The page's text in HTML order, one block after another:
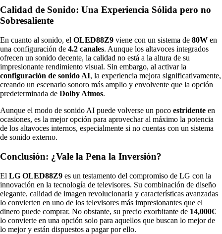
Calidad de Sonido: Una Experiencia Sólida pero no
Sobresaliente
En cuanto al sonido, el OLED88Z9 viene con un sistema de 80W en
una configuración de 4.2 canales. Aunque los altavoces integrados
ofrecen un sonido decente, la calidad no está a la altura de su
impresionante rendimiento visual. Sin embargo, al activar la
configuración de sonido AI, la experiencia mejora significativamente,
creando un escenario sonoro más amplio y envolvente que la opción
predeterminada de Dolby Atmos.
Aunque el modo de sonido AI puede volverse un poco estridente en
ocasiones, es la mejor opción para aprovechar al máximo la potencia
de los altavoces internos, especialmente si no cuentas con un sistema
de sonido externo.
Conclusión: ¿Vale la Pena la Inversión?
El LG OLED88Z9 es un testamento del compromiso de LG con la
innovación en la tecnología de televisores. Su combinación de diseño
elegante, calidad de imagen revolucionaria y características avanzadas
lo convierten en uno de los televisores más impresionantes que el
dinero puede comprar. No obstante, su precio exorbitante de 14,000€
lo convierte en una opción solo para aquellos que buscan lo mejor de
lo mejor y están dispuestos a pagar por ello.